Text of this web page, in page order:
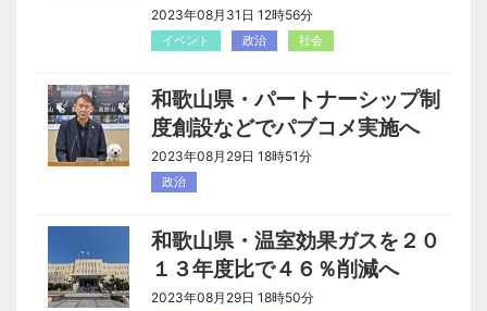
2023年08月31日 12時56分
イベント 政治 社会
和歌山県・パートナーシップ制
度創設などでパブコメ実施へ
2023年08月29日 18時51分
政治
和歌山県・温室効果ガスを２０
１３年度比で４６％削減へ
2023年08月29日 18時50分